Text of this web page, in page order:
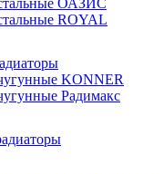
ОАЗИС
ROYAL
KONNER
Радимакс